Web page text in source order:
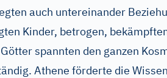
auch untereinander
Kinder, betrogen,
spannten den ganzen
Athene förderte die